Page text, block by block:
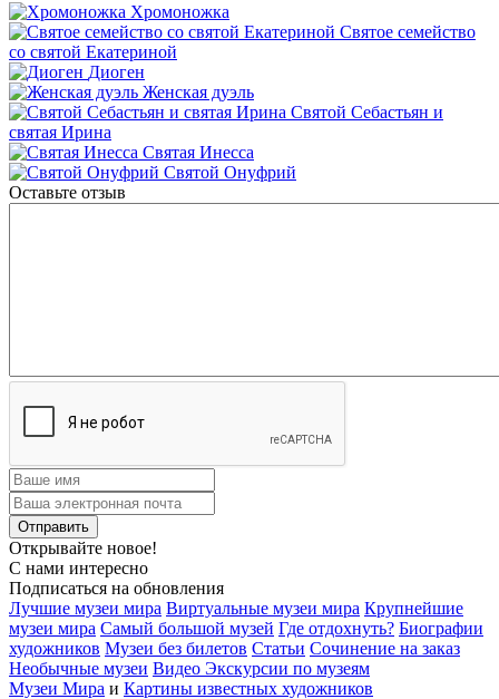
Хромоножка
Святое семейство
со святой Екатериной
Диоген
Женская дуэль
Святой Себастьян и
святая Ирина
Святая Инесса
Святой Онуфрий
Оставьте отзыв
Открывайте новое!
С нами интересно
Подписаться на обновления
Лучшие музеи мира Виртуальные музеи мира Крупнейшие
музеи мира Самый большой музей Где отдохнуть? Биографии
художников Музеи без билетов Статьи Сочинение на заказ
Необычные музеи Видео Экскурсии по музеям
Музеи Мира и Картины известных художников